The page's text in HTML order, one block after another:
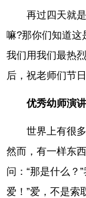
再过四天就
嘛?那你们知道这
我们用我们最热
后，祝老师们节
优秀幼师演
世界上有很
然而，有一样东
问：“那是什么？
爱！”爱，不是索